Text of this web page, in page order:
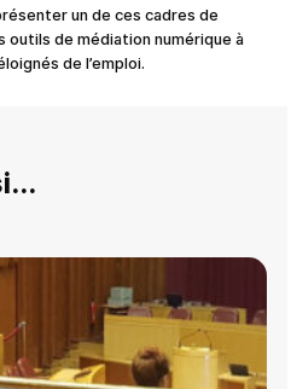
un de ces cadres de
de médiation numérique à
de l’emploi.